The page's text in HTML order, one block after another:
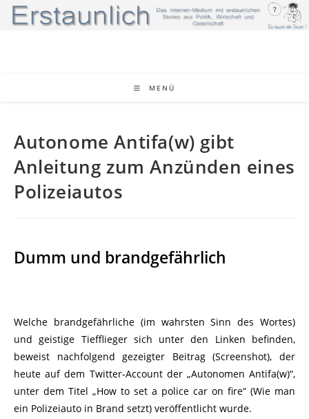
Zum
Inhalt
MENÜ
Autonome Antifa(w) gibt
Anleitung zum Anzünden eines
Polizeiautos
Dumm und brandgefährlich
Welche brandgefährliche (im wahrsten Sinn des Wortes)
und geistige Tiefflieger sich unter den Linken befinden,
beweist nachfolgend gezeigter Beitrag (Screenshot), der
heute auf dem Twitter-Account der „Autonomen Antifa(w)“,
unter dem Titel „How to set a police car on fire“ (Wie man
ein Polizeiauto in Brand setzt) veröffentlicht wurde.